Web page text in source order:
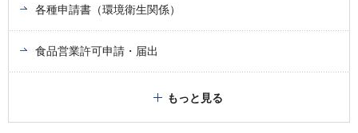
各種申請書（環境衛生関係）
食品営業許可申請・届出
もっと見る